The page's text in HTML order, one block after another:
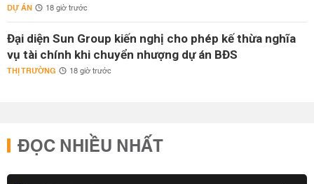
DỰ ÁN 18 giờ trước
Đại diện Sun Group kiến nghị cho phép kế thừa nghĩa
vụ tài chính khi chuyển nhượng dự án BĐS
THỊ TRƯỜNG 18 giờ trước
ĐỌC NHIỀU NHẤT